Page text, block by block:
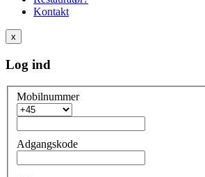
Kontakt
x
Log ind
Mobilnummer
Adgangskode